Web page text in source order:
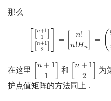
那么
[𝑛+1
1 ]
[𝑛+1
2 ]
= 𝑛!
𝑛!𝐻𝑛
= (
[n+11 2 ]=[ !n ]=
在这里 𝑛 + 1
1
1 和 𝑛 + 1
2
12
为
护点值矩阵的方法同上．